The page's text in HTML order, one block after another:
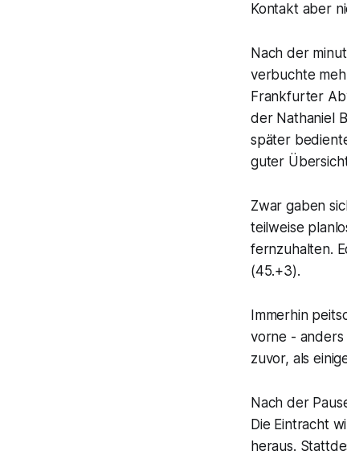
Kontakt aber
Nach der
verbuchte
Frankfurter
der Nathaniel
später
guter
Zwar gaben
teilweise
fernzuhalten.
(45.+3).
Immerhin
vorne - anders
zuvor, als
Nach der
Die Eintracht
heraus.